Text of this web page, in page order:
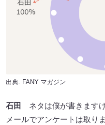
出典: FANY マガジン
石田
ネタは僕が書きます
メールでアンケートは取り